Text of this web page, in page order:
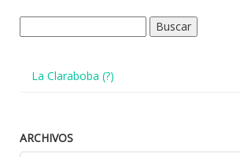
La Claraboba (?)
ARCHIVOS